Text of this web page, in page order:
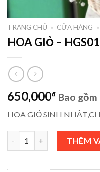
TRANG CHỦ » CỬA HÀNG »
HOA GIỎ –
650,000₫ Bao gồm
HOA GIỎ SINH
HOA GIỎ - HGS015 số
THÊM